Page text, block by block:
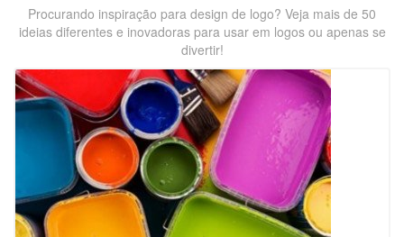
Procurando inspiração para design de logo? Veja mais de 50
ideias diferentes e inovadoras para usar em logos ou apenas se
divertir!